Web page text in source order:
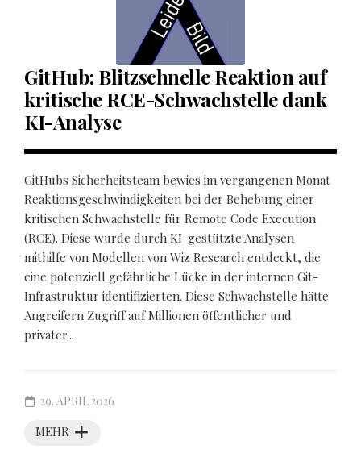
GitHub: Blitzschnelle Reaktion auf
kritische RCE-Schwachstelle dank
KI-Analyse
GitHubs Sicherheitsteam bewies im vergangenen Monat
Reaktionsgeschwindigkeiten bei der Behebung einer
kritischen Schwachstelle für Remote Code Execution
(RCE). Diese wurde durch KI-gestützte Analysen
mithilfe von Modellen von Wiz Research entdeckt, die
eine potenziell gefährliche Lücke in der internen Git-
Infrastruktur identifizierten. Diese Schwachstelle hätte
Angreifern Zugriff auf Millionen öffentlicher und
privater...
MEHR
29. APRIL 2026